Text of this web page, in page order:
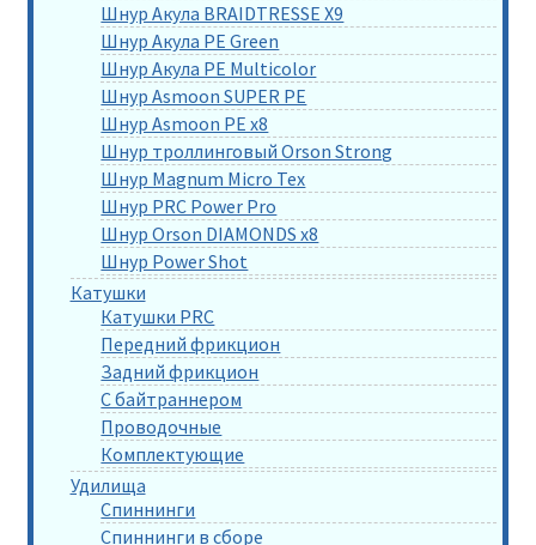
Шнур Акула BRAIDTRESSE X9
Шнур Акула PE Green
Шнур Акула PE Multicolor
Шнур Asmoon SUPER PE
Шнур Asmoon PE x8
Шнур троллинговый Orson Strong
Шнур Magnum Micro Tex
Шнур PRC Power Pro
Шнур Orson DIAMONDS x8
Шнур Power Shot
Катушки
Катушки PRC
Передний фрикцион
Задний фрикцион
С байтраннером
Проводочные
Комплектующие
Удилища
Спиннинги
Спиннинги в сборе